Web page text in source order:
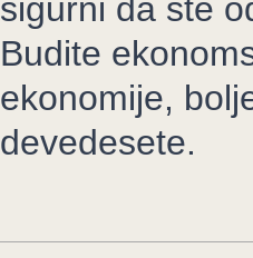
sigurni da ste
Budite
ekonomije,
devedesete.